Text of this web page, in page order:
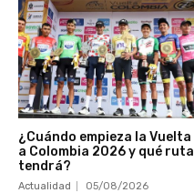
¿Cuándo empieza la Vuelta
a Colombia 2026 y qué ruta
tendrá?
Actualidad 05/08/2026